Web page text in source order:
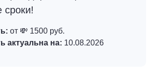
сроки!
от 💸 1500 руб.
актуальна на: 10.08.2026